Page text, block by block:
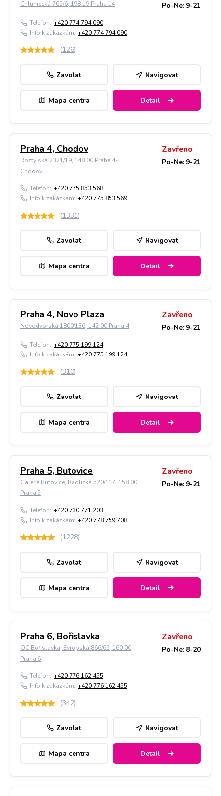
Chlumecká 765/6, 198 19 Praha 14 Po-Ne: 9-21
Telefon: +420 774 794 090
Info k zakázkám: +420 774 794 090
(126)
Zavolat Navigovat
Mapa centra Detail
Praha 4, Chodov
Roztylská 2321/19, 148 00 Praha 4-
Chodov
Zavřeno
Po-Ne: 9-21
Telefon: +420 775 853 568
Info k zakázkám: +420 775 853 569
(1331)
Zavolat Navigovat
Mapa centra Detail
Praha 4, Novo Plaza
Novodvorská 1800/136, 142 00 Praha 4
Zavřeno
Po-Ne: 9-21
Telefon: +420 775 199 124
Info k zakázkám: +420 775 199 124
(310)
Zavolat Navigovat
Mapa centra Detail
Praha 5, Butovice
Galerie Butovice, Radlická 520/117, 158 00
Praha 5
Zavřeno
Po-Ne: 9-21
Telefon: +420 730 771 203
Info k zakázkám: +420 778 759 708
(1228)
Zavolat Navigovat
Mapa centra Detail
Praha 6, Bořislavka
OC Bořislavka, Evropská 866/65, 160 00
Praha 6
Zavřeno
Po-Ne: 8-20
Telefon: +420 776 162 455
Info k zakázkám: +420 776 162 455
(342)
Zavolat Navigovat
Mapa centra Detail